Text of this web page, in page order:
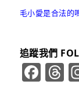
毛小愛是合法的
追蹤我們
Facebook